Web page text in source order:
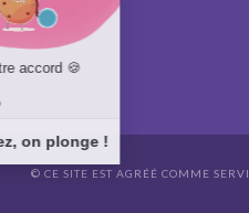
© CE SITE EST AGRÉÉ COMME
accord 🍪
Allez, on plonge !
: Personnalisez vos Options